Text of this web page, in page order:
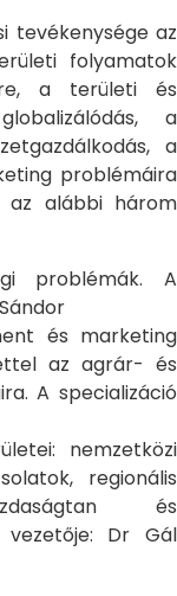
tevékenysége az
folyamatok
a területi és
a
a
problémáira
az alábbi három
problémák. A
és marketing
az agrár- és
A specializáció
nemzetközi
regionális
és
vezetője: Dr Gál